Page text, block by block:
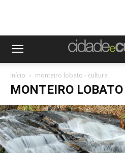
Início monteiro lobato - cultura
MONTEIRO